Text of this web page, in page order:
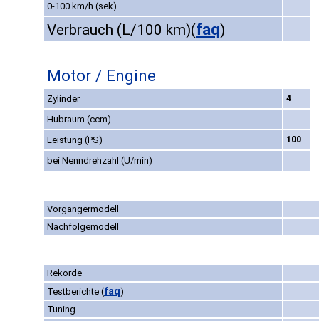
0-100 km/h (sek)
Verbrauch (L/100 km)(faq)
Motor / Engine
Zylinder 4
Hubraum (ccm)
Leistung (PS)
100
bei Nenndrehzahl (U/min)
Vorgängermodell
Nachfolgemodell
Rekorde
Testberichte (faq)
Tuning